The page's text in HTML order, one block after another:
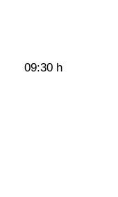
09:30 h